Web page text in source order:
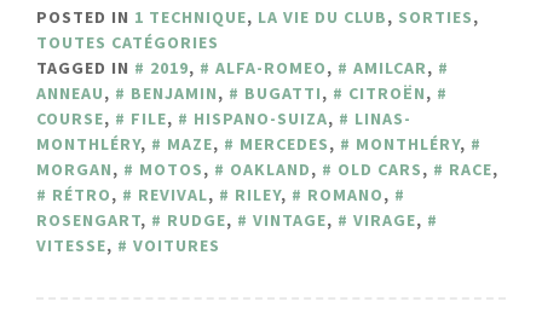
POSTED IN 1 TECHNIQUE, LA VIE DU CLUB, SORTIES,
TOUTES CATÉGORIES
TAGGED IN
2019, ALFA-ROMEO, AMILCAR,
ANNEAU, BENJAMIN, BUGATTI, CITROËN,
COURSE, FILE, HISPANO-SUIZA,
LINAS-
MONTHLÉRY, MAZE, MERCEDES, MONTHLÉRY,
MORGAN, MOTOS, OAKLAND, OLD CARS, RACE,
RÉTRO, REVIVAL, RILEY, ROMANO,
ROSENGART, RUDGE, VINTAGE, VIRAGE,
VITESSE, VOITURES